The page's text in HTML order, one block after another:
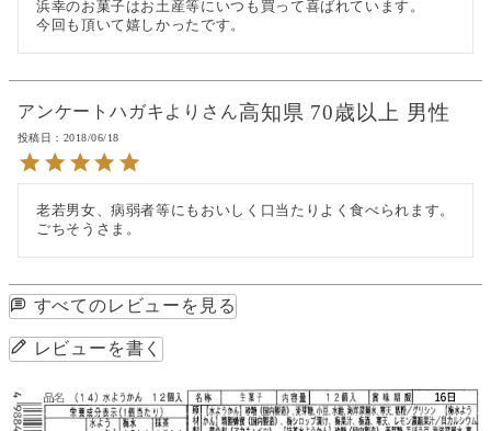
浜幸のお菓子はお土産等にいつも買って喜ばれています。
今回も頂いて嬉しかったです。
アンケートハガキより 高知県 70歳以上 男性
投稿日 2018/06/18
老若男女、病弱者等にもおいしく口当たりよく食べられます。
ごちそうさま。
すべてのレビューを見る
レビューを書く